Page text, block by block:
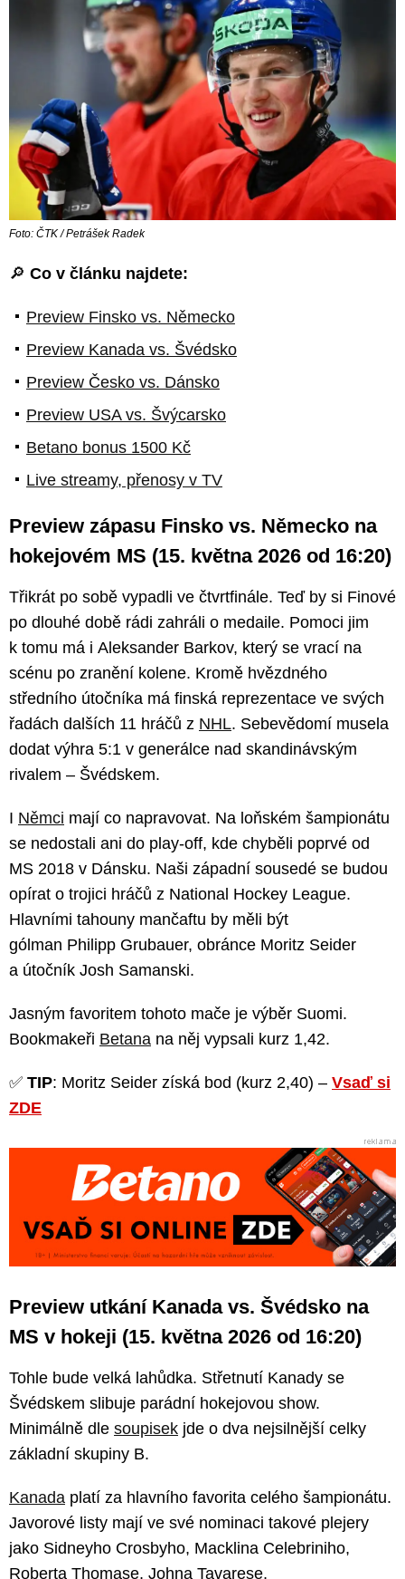
Foto: ČTK / Petrášek Radek
🔎 Co v článku najdete:
Preview Finsko vs. Německo
Preview Kanada vs. Švédsko
Preview Česko vs. Dánsko
Preview USA vs. Švýcarsko
Betano bonus 1500 Kč
Live streamy, přenosy v TV
Preview zápasu Finsko vs. Německo na
hokejovém MS (15. května 2026 od 16:20)
Třikrát po sobě vypadli ve čtvrtfinále. Teď by si Finové
po dlouhé době rádi zahráli o medaile. Pomoci jim
k tomu má i Aleksander Barkov, který se vrací na
scénu po zranění kolene. Kromě hvězdného
středního útočníka má finská reprezentace ve svých
řadách dalších 11 hráčů z NHL. Sebevědomí musela
dodat výhra 5:1 v generálce nad skandinávským
rivalem – Švédskem.
I Němci mají co napravovat. Na loňském šampionátu
se nedostali ani do play-off, kde chyběli poprvé od
MS 2018 v Dánsku. Naši západní sousedé se budou
opírat o trojici hráčů z National Hockey League.
Hlavními tahouny mančaftu by měli být
gólman Philipp Grubauer, obránce Moritz Seider
a útočník Josh Samanski.
Jasným favoritem tohoto mače je výběr Suomi.
Bookmakeři Betana na něj vypsali kurz 1,42.
✅ TIP: Moritz Seider získá bod (kurz 2,40) – Vsaď si
ZDE
Preview utkání Kanada vs. Švédsko na
MS v hokeji (15. května 2026 od 16:20)
Tohle bude velká lahůdka. Střetnutí Kanady se
Švédskem slibuje parádní hokejovou show.
Minimálně dle soupisek jde o dva nejsilnější celky
základní skupiny B.
Kanada platí za hlavního favorita celého šampionátu.
Javorové listy mají ve své nominaci takové plejery
jako Sidneyho Crosbyho, Macklina Celebriniho,
Roberta Thomase, Johna Tavarese,